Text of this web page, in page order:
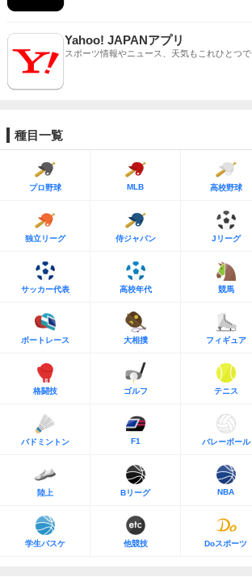
Yahoo! JAPANアプリ
スポーツ情報やニュース、天気もこれひとつで
種目一覧
プロ野球 MLB 高校野球
独立リーグ 侍ジャパン Jリーグ
サッカー代表 高校年代 競馬
ボートレース 大相撲 フィギュア
格闘技 ゴルフ テニス
バドミントン F1 バレーボール
陸上 Bリーグ NBA
学生バスケ 他競技 Doスポーツ